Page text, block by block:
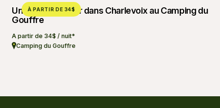
Un été en plein air dans Charlevoix au Camping du
Gouffre
À PARTIR DE 34$
À partir de 34$ / nuit*
Camping du Gouffre